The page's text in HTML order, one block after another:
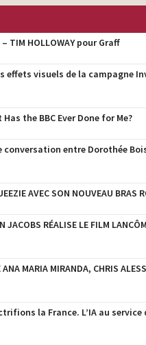
– TIM HOLLOWAY pour Graff
effets visuels de la campagne
Has the BBC Ever Done for Me?
conversation entre Dorothée
AVEC SON NOUVEAU BRAS
JACOBS RÉALISE LE FILM
MARIA MIRANDA, CHRIS
la France. L’IA au service